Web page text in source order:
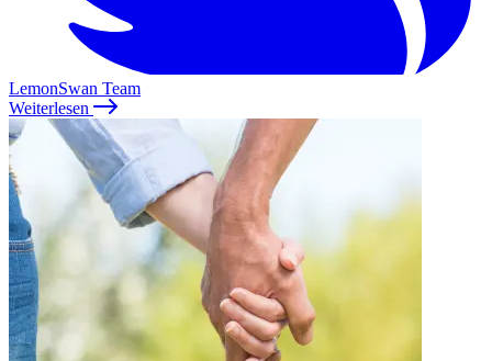
LemonSwan Team
Weiterlesen